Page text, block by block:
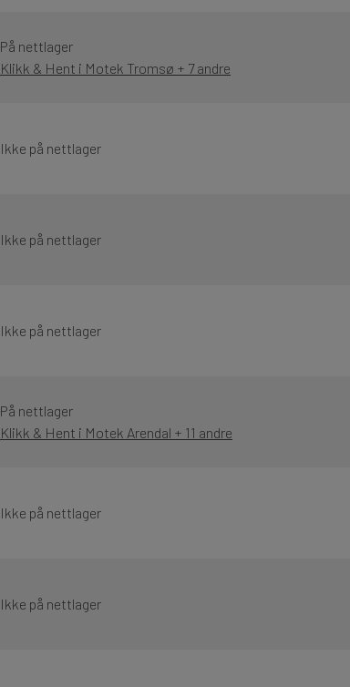
På nettlager
Klikk & Hent i Motek Tromsø + 7 andre
Ikke på nettlager
Ikke på nettlager
Ikke på nettlager
På nettlager
Klikk & Hent i Motek Arendal + 11 andre
Ikke på nettlager
Ikke på nettlager